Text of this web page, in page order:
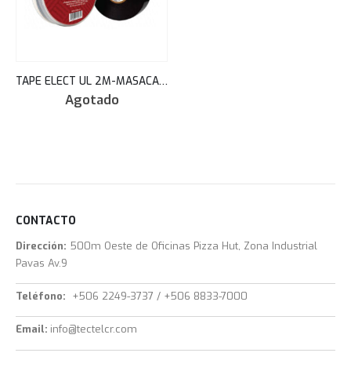
TAPE ELECT UL 2M-MASACA 20YD TEG018UL
Agotado
CONTACTO
Dirección: 500m Oeste de Oficinas Pizza Hut, Zona Industrial
Pavas Av.9
Teléfono: +506 2249-3737 / +506 8833-7000
Email: info@tectelcr.com